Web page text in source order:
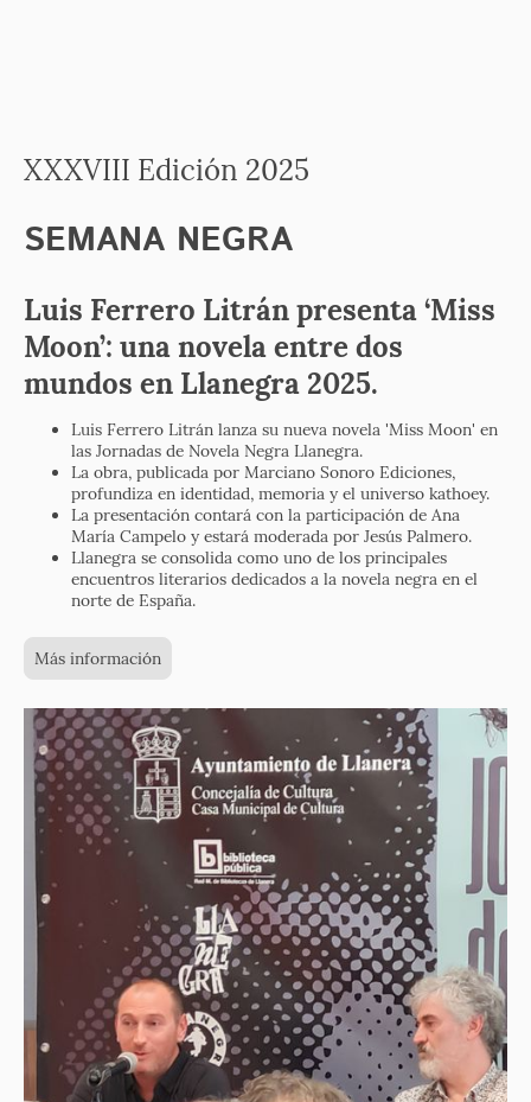
XXXVIII Edición 2025
SEMANA NEGRA
Luis Ferrero Litrán presenta ‘Miss
Moon’: una novela entre dos
mundos en Llanegra 2025.
Luis Ferrero Litrán lanza su nueva novela 'Miss Moon' en
las Jornadas de Novela Negra Llanegra.
La obra, publicada por Marciano Sonoro Ediciones,
profundiza en identidad, memoria y el universo kathoey.
La presentación contará con la participación de Ana
María Campelo y estará moderada por Jesús Palmero.
Llanegra se consolida como uno de los principales
encuentros literarios dedicados a la novela negra en el
norte de España.
Más información